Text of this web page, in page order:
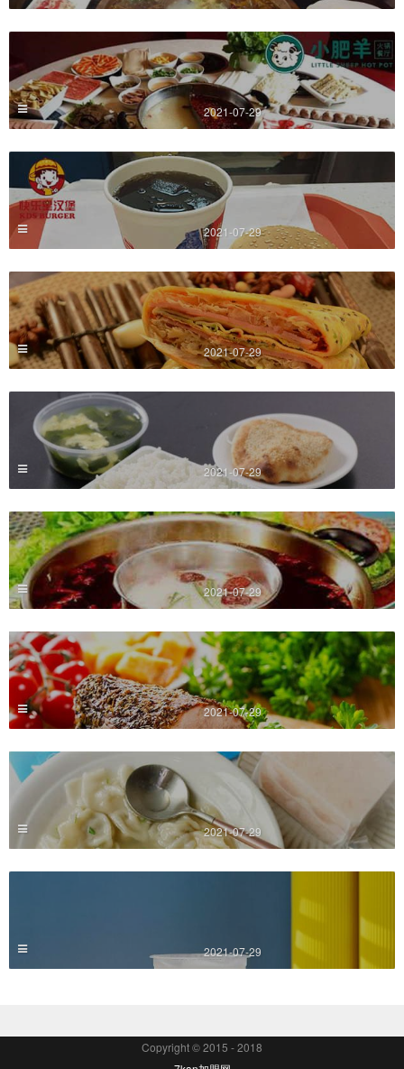
2021-07-29
2021-07-29
2021-07-29
2021-07-29
2021-07-29
2021-07-29
2021-07-29
2021-07-29
Copyright © 2015 - 2018